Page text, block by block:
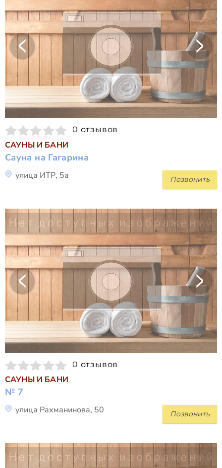
0 отзывов
САУНЫ И БАНИ
Сауна на Гагарина
Позвонить
улица ИТР, 5а
0 отзывов
САУНЫ И БАНИ
№ 7
Позвонить
улица Рахманинова, 50